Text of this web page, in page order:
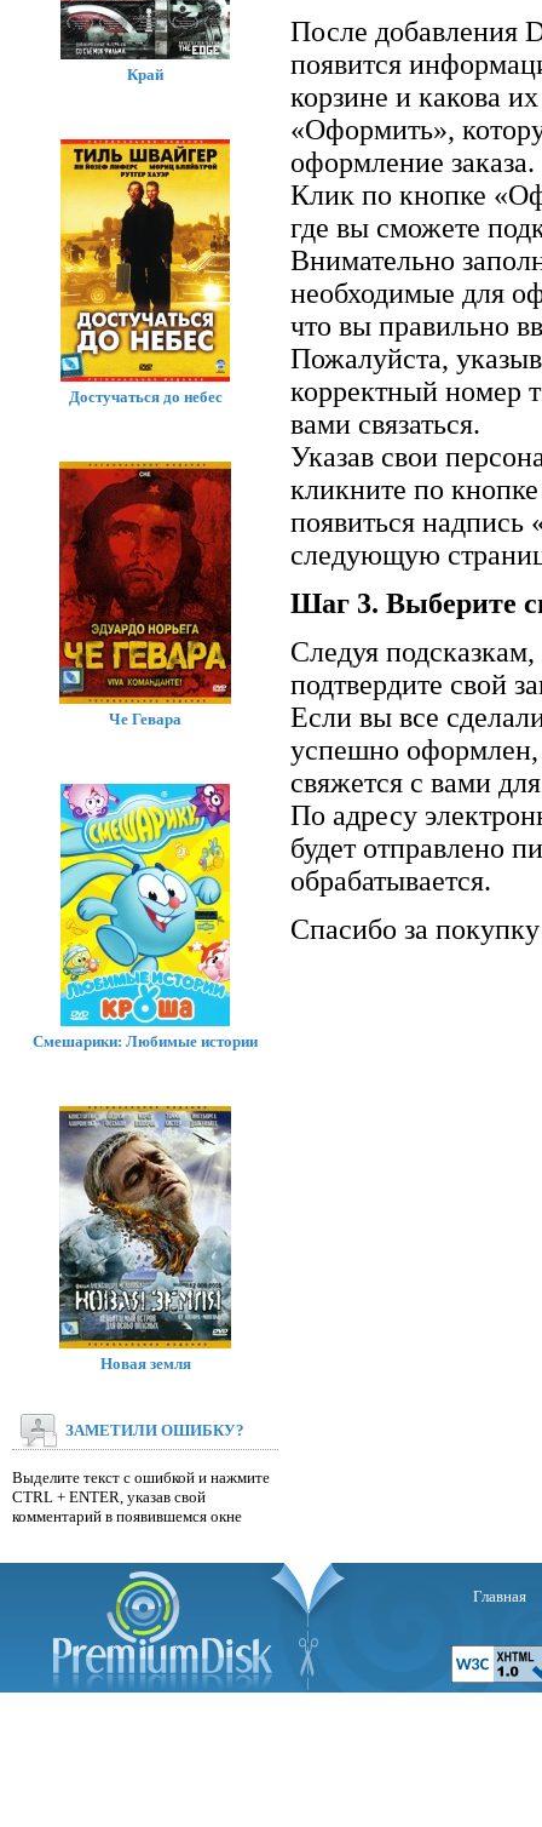
После добавления
появится
корзине и какова
«Оформить»,
оформление заказа.
Клик по кнопке
где вы сможете
Внимательно
необходимые для
что вы правильно
Пожалуйста,
корректный номер
вами связаться.
Указав свои
кликните по
появиться
следующую
Шаг 3. Выберите
Следуя
подтвердите свой
Если вы все
успешно оформлен,
свяжется с вами
По адресу
будет отправлено
обрабатывается.
Спасибо за
Край
Достучаться до небес
Че Гевара
Смешарики: Любимые истории
Новая земля
ЗАМЕТИЛИ ОШИБКУ?
Выделите текст с ошибкой и нажмите
CTRL + ENTER, указав свой
комментарий в появившемся окне
Главная